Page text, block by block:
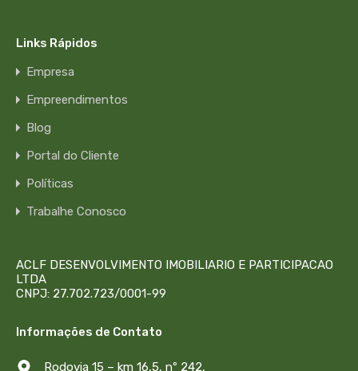
Links Rápidos
Empresa
Empreendimentos
Blog
Portal do Cliente
Políticas
Trabalhe Conosco
ACLF DESENVOLVIMENTO IMOBILIARIO E PARTICIPACAO
LTDA
CNPJ: 27.702.723/0001-99
Informações de Contato
Rodovia 15 – km 16,5, nº 242,